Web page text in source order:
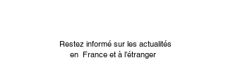
Restez informé sur les actualités
en France et à l’étranger